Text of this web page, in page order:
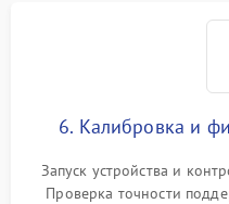
6. Калибровка и
Запуск устройства и
Проверка точности